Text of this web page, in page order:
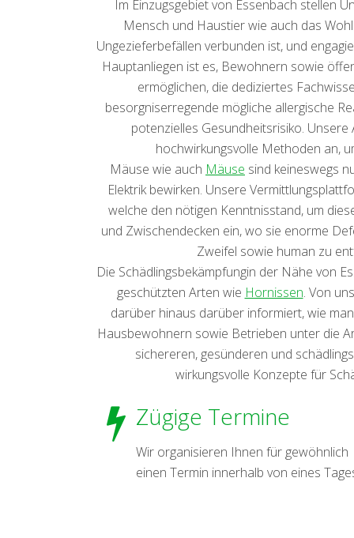
Im Einzugsgebiet von Essenbach stellen
Mensch und Haustier wie auch das
Ungezieferbefällen verbunden ist, und
Hauptanliegen ist es, Bewohnern sowie
ermöglichen, die dediziertes
besorgniserregende mögliche allergische
potenzielles Gesundheitsrisiko.
hochwirkungsvolle Methoden an,
Mäuse wie auch Mäuse sind keineswegs
Elektrik bewirken. Unsere
welche den nötigen Kenntnisstand, um
und Zwischendecken ein, wo sie enorme
Zweifel sowie human zu
Die Schädlingsbekämpfungin der Nähe von
geschützten Arten wie Hornissen. Von
darüber hinaus darüber informiert, wie
Hausbewohnern sowie Betrieben unter die
sichereren, gesünderen und
wirkungsvolle Konzepte für
Zügige Termine
Wir organisieren Ihnen für gewöhnlich
einen Termin innerhalb von eines